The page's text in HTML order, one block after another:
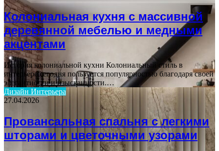
Колониальная кухня с массивной
деревянной мебелью и медными
акцентами
История колониальной кухни Колониальный стиль в
интерьере сегодня пользуется популярностью благодаря своей
элегантности и изысканности.…
Дизайн Интерьера
27.04.2026
Провансальная спальня с легкими
шторами и цветочными узорами